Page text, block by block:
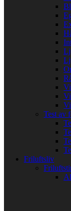
Test av
Friluftsliv